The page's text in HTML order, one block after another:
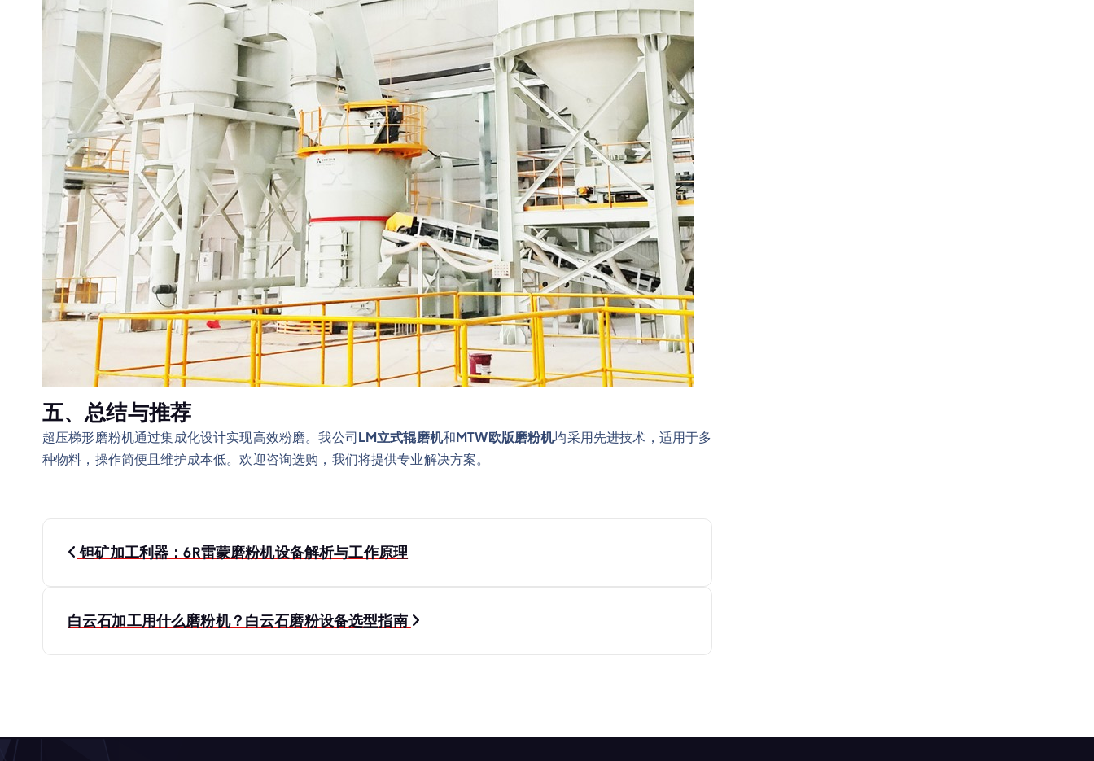
五、总结与推荐
超压梯形磨粉机通过集成化设计实现高效粉磨。我公司LM立式辊磨机和MTW欧版磨粉机均采用先进技术，适用于多
种物料，操作简便且维护成本低。欢迎咨询选购，我们将提供专业解决方案。
文
导
钽矿加工利器：6R雷蒙磨粉机设备解析与工作原理
白云石加工用什么磨粉机？白云石磨粉设备选型指南